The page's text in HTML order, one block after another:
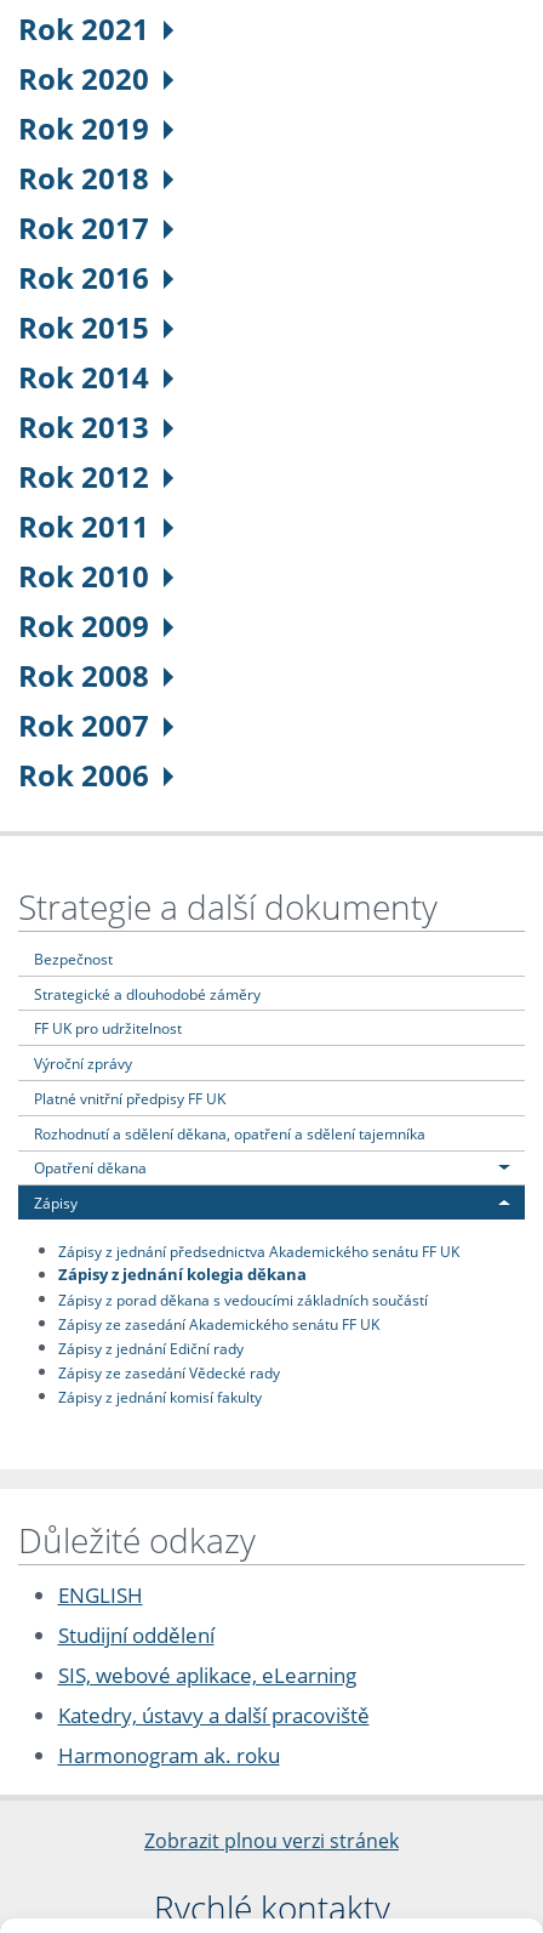
Rok 2021
Rok 2020
Rok 2019
Rok 2018
Rok 2017
Rok 2016
Rok 2015
Rok 2014
Rok 2013
Rok 2012
Rok 2011
Rok 2010
Rok 2009
Rok 2008
Rok 2007
Rok 2006
Strategie a další dokumenty
Bezpečnost
Strategické a dlouhodobé záměry
FF UK pro udržitelnost
Výroční zprávy
Platné vnitřní předpisy FF UK
Rozhodnutí a sdělení děkana, opatření a sdělení tajemníka
Opatření děkana
Zápisy
Zápisy z jednání předsednictva Akademického senátu FF UK
Zápisy z jednání kolegia děkana
Zápisy z porad děkana s vedoucími základních součástí
Zápisy ze zasedání Akademického senátu FF UK
Zápisy z jednání Ediční rady
Zápisy ze zasedání Vědecké rady
Zápisy z jednání komisí fakulty
Důležité odkazy
ENGLISH
Studijní oddělení
SIS, webové aplikace, eLearning
Katedry, ústavy a další pracoviště
Harmonogram ak. roku
Zobrazit plnou verzi stránek
Rychlé kontakty